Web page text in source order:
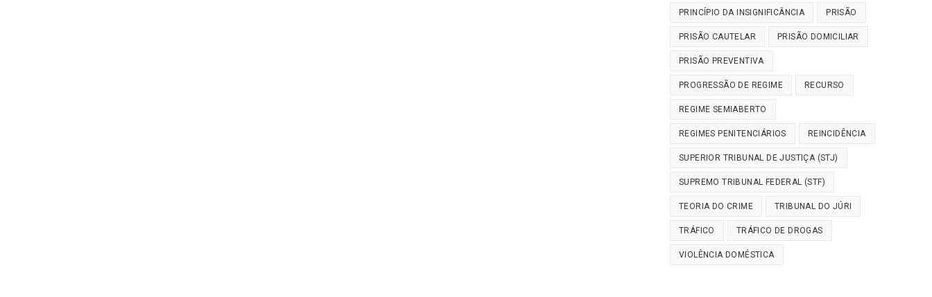
PRINCÍPIO DA INSIGNIFICÂNCIA PRISÃO
PRISÃO CAUTELAR PRISÃO DOMICILIAR
PRISÃO PREVENTIVA
PROGRESSÃO DE REGIME RECURSO
REGIME SEMIABERTO
REGIMES PENITENCIÁRIOS REINCIDÊNCIA
SUPERIOR TRIBUNAL DE JUSTIÇA (STJ)
SUPREMO TRIBUNAL FEDERAL (STF)
TEORIA DO CRIME TRIBUNAL DO JÚRI
TRÁFICO TRÁFICO DE DROGAS
VIOLÊNCIA DOMÉSTICA